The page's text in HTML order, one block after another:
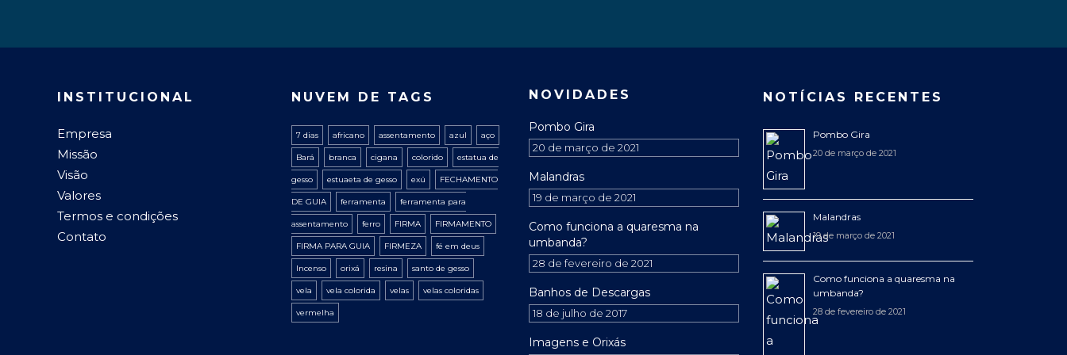
INSTITUCIONAL
Empresa
Missão
Visão
Valores
Termos e condições
Contato
NUVEM DE TAGS
7 dias africano assentamento azul aço
Bará branca cigana colorido estatua de
gesso estuaeta de gesso exú FECHAMENTO
DE GUIA ferramenta ferramenta para
assentamento ferro FIRMA FIRMAMENTO
FIRMA PARA GUIA FIRMEZA fé em deus
Incenso orixá resina santo de gesso
vela vela colorida velas velas coloridas
vermelha
NOVIDADES
Pombo Gira
20 de março de 2021
Malandras
19 de março de 2021
Como funciona a quaresma na
umbanda?
28 de fevereiro de 2021
Banhos de Descargas
18 de julho de 2017
Imagens e Orixás
NOTÍCIAS RECENTES
Pombo Gira
20 de março de 2021
Malandras
19 de março de 2021
Como funciona a quaresma na
umbanda?
28 de fevereiro de 2021